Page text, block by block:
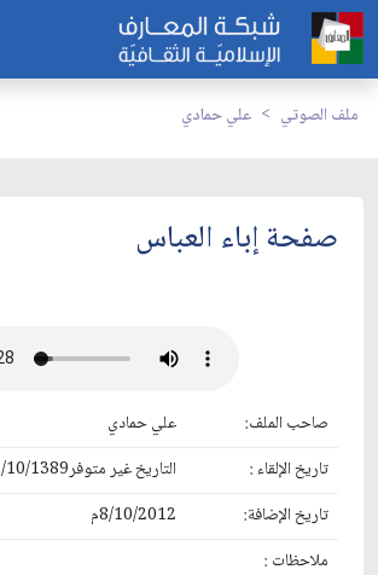
ملف الصوتي علي حمادي
صفحة إباء العباس
صاحب الملف:
علي حمادي
تاريخ الإلقاء :
التاريخ غير متوفر22/10/1389هـ
تاريخ الإضافة:
8/10/2012م
ملاحظات :